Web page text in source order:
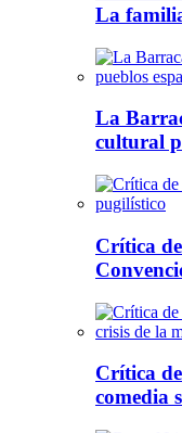
La
La
cultural
Crítica
Crítica
comedia